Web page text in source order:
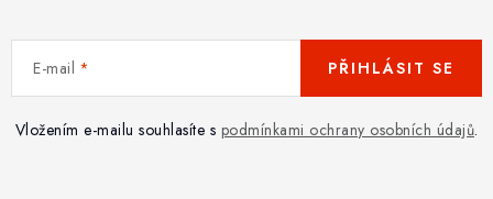
E-mail
Vložením e-mailu souhlasíte s podmínkami ochrany osobních údajů.
PŘIHLÁSIT SE